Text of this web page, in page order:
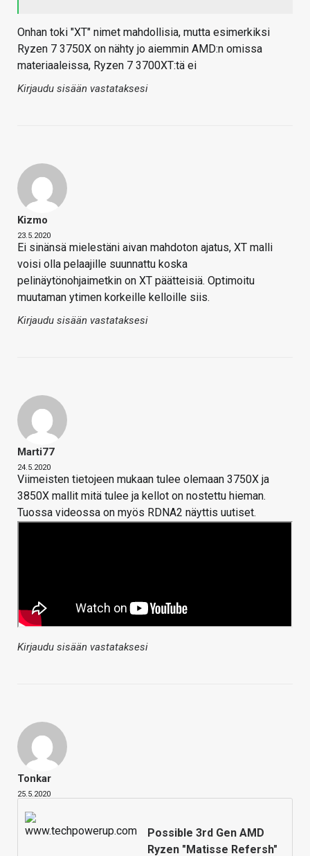
Onhan toki "XT" nimet mahdollisia, mutta esimerkiksi
Ryzen 7 3750X on nähty jo aiemmin AMD:n omissa
materiaaleissa, Ryzen 7 3700XT:tä ei
Kirjaudu sisään vastataksesi
Kizmo
23.5.2020
Ei sinänsä mielestäni aivan mahdoton ajatus, XT malli
voisi olla pelaajille suunnattu koska
pelinäytönohjaimetkin on XT päätteisiä. Optimoitu
muutaman ytimen korkeille kelloille siis.
Kirjaudu sisään vastataksesi
Marti77
24.5.2020
Viimeisten tietojeen mukaan tulee olemaan 3750X ja
3850X mallit mitä tulee ja kellot on nostettu hieman.
Tuossa videossa on myös RDNA2 näyttis uutiset.
Kirjaudu sisään vastataksesi
Tonkar
25.5.2020
Possible 3rd Gen AMD
Ryzen "Matisse Refersh"